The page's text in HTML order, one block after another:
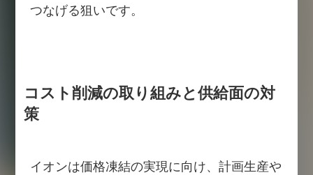
つなげる狙いです。
コスト削減の取り組みと供給面の対
策
イオンは価格凍結の実現に向け、計画生産や